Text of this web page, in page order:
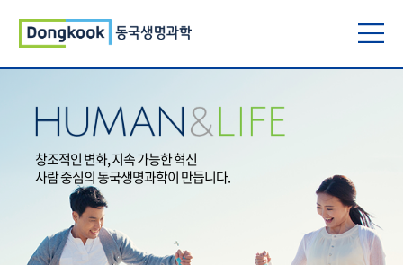
창조적인 변화, 지속 가능한 혁신
사람 중심의 동국생명과학이 만듭니다.